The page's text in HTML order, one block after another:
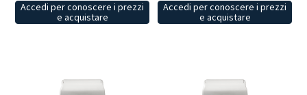
Accedi per conoscere i prezzi
e acquistare
Accedi per conoscere i prezzi
e acquistare